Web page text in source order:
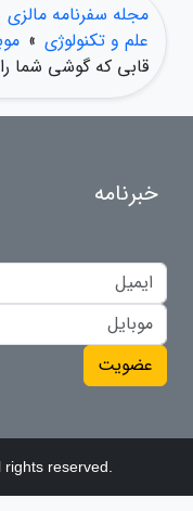
مجله سفرنامه مالزی
علم و تکنولوژی »
قابی که گوشی شما
خبرنامه
عضویت
reserved.